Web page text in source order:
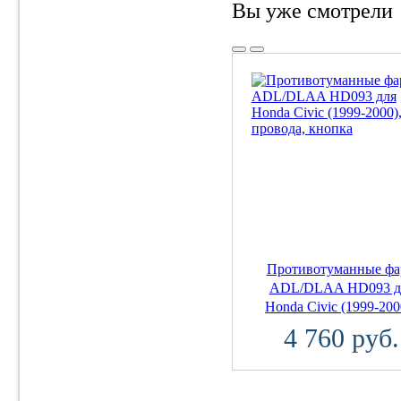
Вы уже смотрели
Противотуманные
ADL/DLAA HD093
Honda Civic (1999-
4 760 руб.